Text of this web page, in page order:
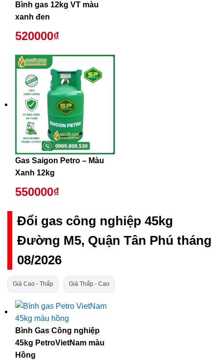
Bình gas 12kg VT màu
xanh đen
520000₫
Gas Saigon Petro – Màu
Xanh 12kg
550000₫
Đổi gas công nghiệp 45kg
Đường M5, Quận Tân Phú tháng
08/2026
Giá Cao - Thấp Giá Thấp - Cao
Bình Gas Công nghiệp
45kg PetroVietNam màu
Hồng